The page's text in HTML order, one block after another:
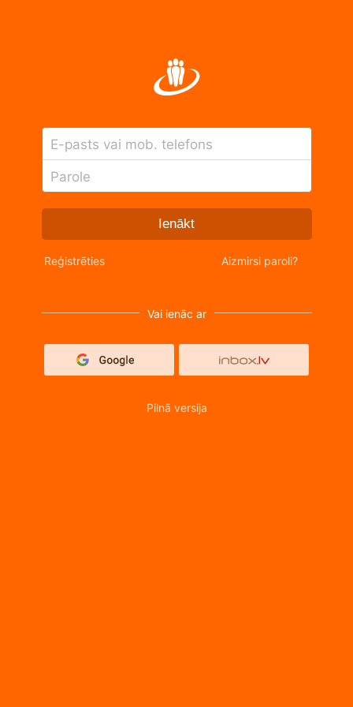
E-pasts vai mob. telefons
Parole
Ienākt
Reģistrēties Aizmirsi paroli?
Vai ienāc ar
Pilnā versija